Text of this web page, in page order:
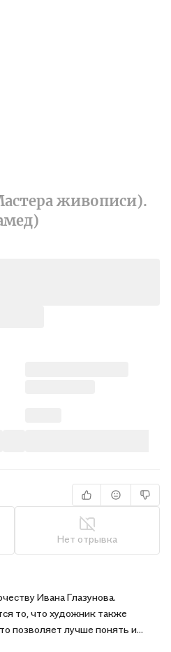
живописи).
Нет отрывка
Ивана Глазунова.
то, что художник также
позволяет лучше понять и